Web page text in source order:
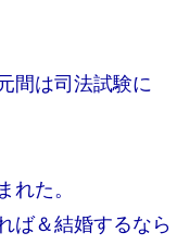
間は司法試験に
れた。
ば＆結婚するなら